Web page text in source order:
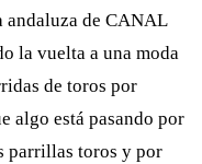
de CANAL
la vuelta a una moda
de toros por
algo está pasando por
parrillas toros y por